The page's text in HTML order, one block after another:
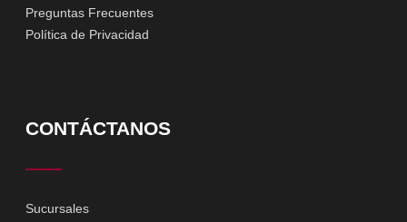
Preguntas Frecuentes
Política de Privacidad
CONTÁCTANOS
Sucursales